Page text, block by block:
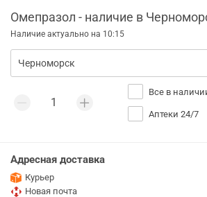
Омепразол - наличие в
Наличие актуально на 10:15
Все в
Аптеки 24/7
Адресная доставка
Курьер
Новая почта